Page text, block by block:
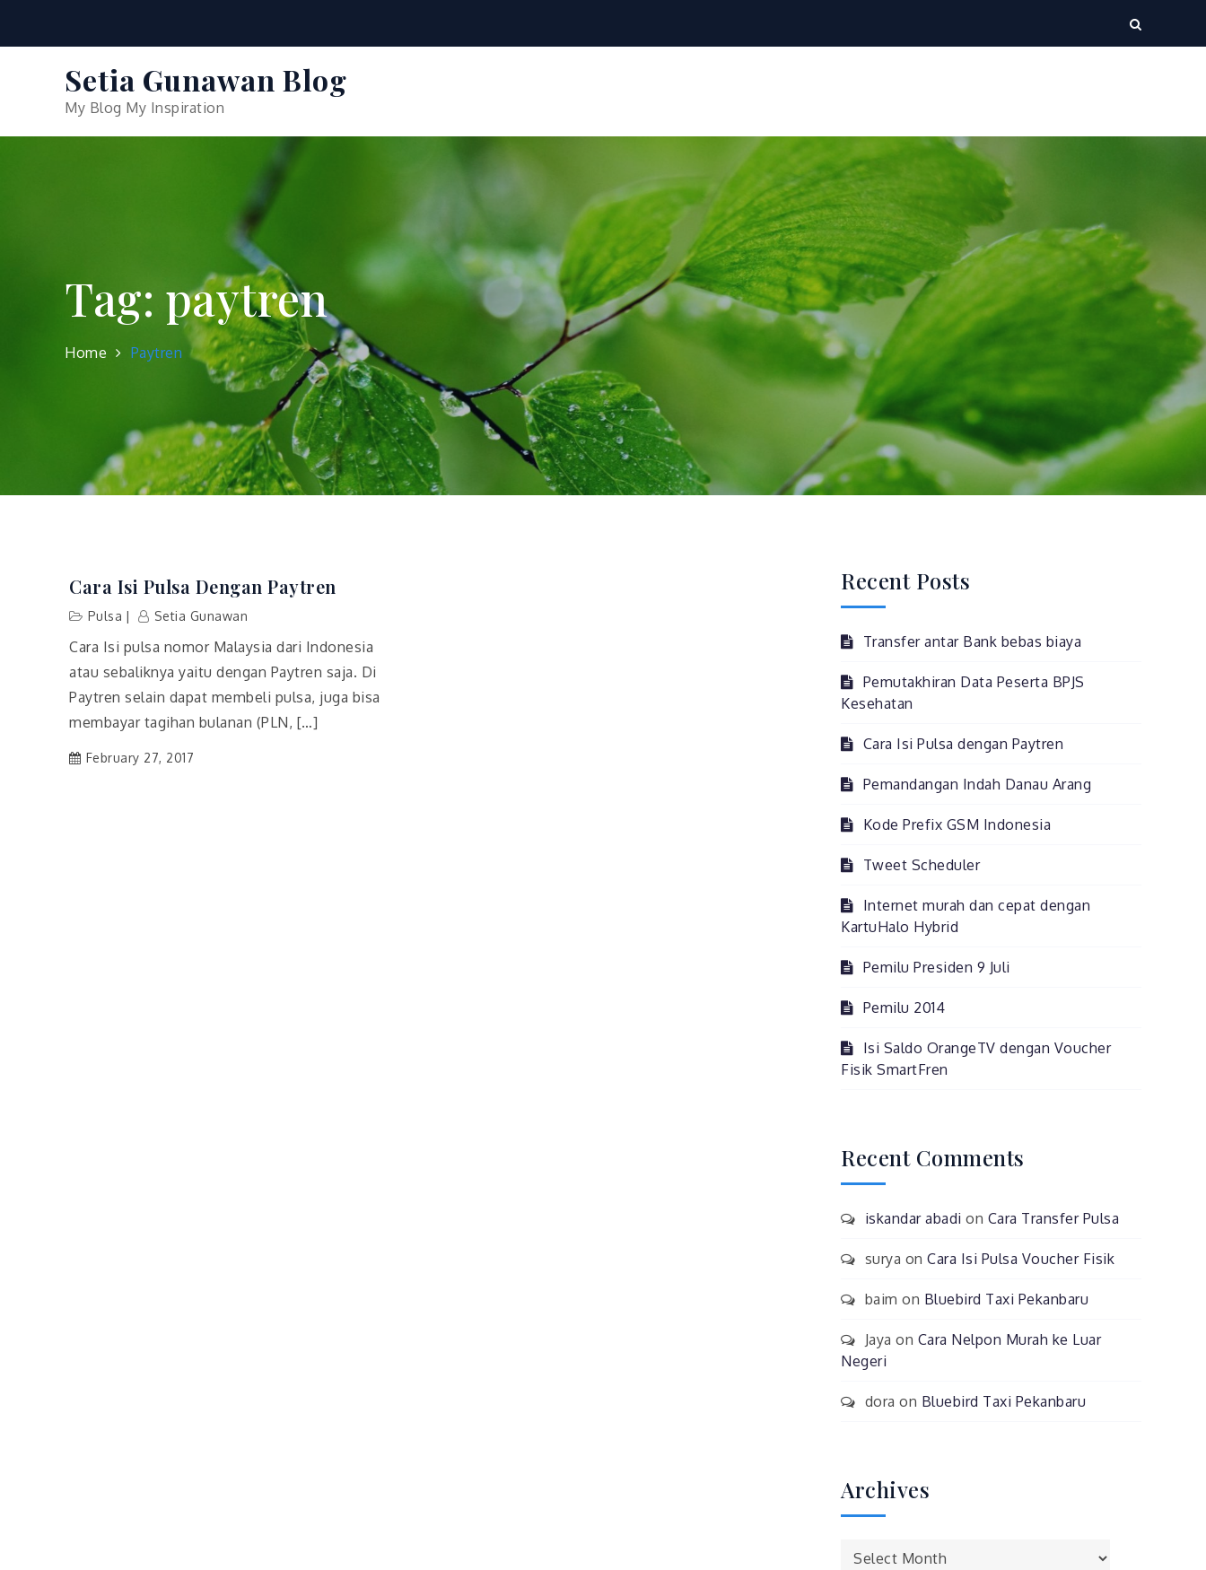
Setia Gunawan Blog
My Blog My Inspiration
Tag: paytren
Home Paytren
Cara Isi Pulsa Dengan Paytren
Pulsa Setia Gunawan
Cara Isi pulsa nomor Malaysia dari Indonesia
atau sebaliknya yaitu dengan Paytren saja. Di
Paytren selain dapat membeli pulsa, juga bisa
membayar tagihan bulanan (PLN, […]
February 27, 2017
Recent Posts
Transfer antar Bank bebas biaya
Pemutakhiran Data Peserta BPJS
Kesehatan
Cara Isi Pulsa dengan Paytren
Pemandangan Indah Danau Arang
Kode Prefix GSM Indonesia
Tweet Scheduler
Internet murah dan cepat dengan
KartuHalo Hybrid
Pemilu Presiden 9 Juli
Pemilu 2014
Isi Saldo OrangeTV dengan Voucher
Fisik SmartFren
Recent Comments
iskandar abadi on Cara Transfer Pulsa
surya on Cara Isi Pulsa Voucher Fisik
baim on Bluebird Taxi Pekanbaru
Jaya on Cara Nelpon Murah ke Luar
Negeri
dora on Bluebird Taxi Pekanbaru
Archives
Archives